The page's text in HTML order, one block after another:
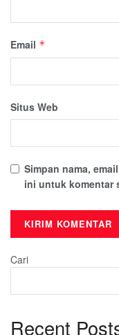
Email *
Situs Web
Simpan nama,
ini untuk komentar
Cari
Recent